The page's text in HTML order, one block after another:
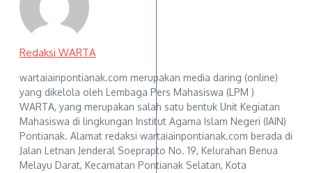
Redaksi WARTA
wartaiainpontianak.com merupakan media daring (online)
yang dikelola oleh Lembaga Pers Mahasiswa (LPM )
WARTA, yang merupakan salah satu bentuk Unit Kegiatan
Mahasiswa di lingkungan Institut Agama Islam Negeri (IAIN)
Pontianak. Alamat redaksi wartaiainpontianak.com berada di
Jalan Letnan Jenderal Soeprapto No. 19, Kelurahan Benua
Melayu Darat, Kecamatan Pontianak Selatan, Kota